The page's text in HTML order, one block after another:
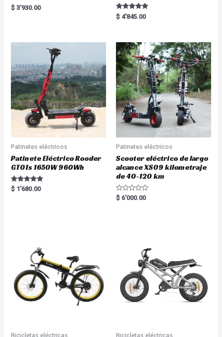
Rated
5.00
$ 3'930.00
Rated
5.00
$ 4'845.00
Patinetes eléctricos
Patinete Eléctrico Rooder
GT01s 1650W 960Wh
Rated
5.00
$ 1'680.00
Patinetes eléctricos
Scooter eléctrico de largo
alcance XS09 kilometraje
de 40-120 km
R
a
$ 6'000.00
Bicicletas eléctricas Bicicletas eléctricas